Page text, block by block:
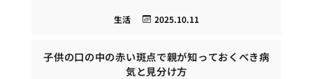
2025.10.11
生活
子供の口の中の赤い斑点で親が知っておくべき病
気と見分け方